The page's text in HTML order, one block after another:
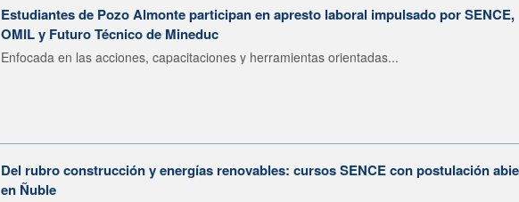
Estudiantes de Pozo Almonte participan en apresto laboral impulsado por SENCE,
OMIL y Futuro Técnico de Mineduc
Enfocada en las acciones, capacitaciones y herramientas orientadas...
Del rubro construcción y energías renovables: cursos SENCE con postulación
en Ñuble